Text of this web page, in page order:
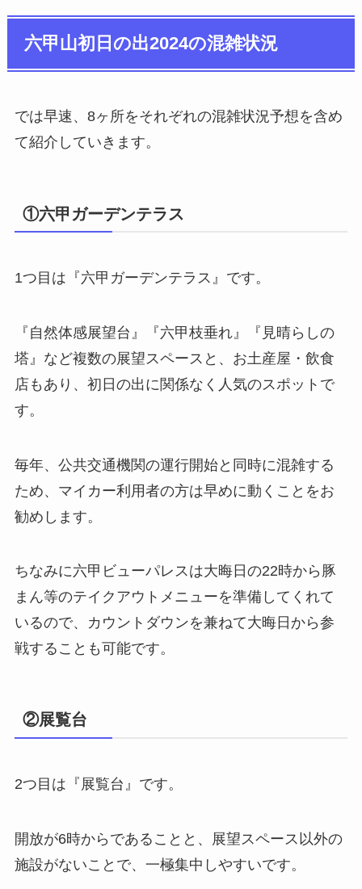
六甲山初日の出2024の混雑状況
では早速、8ヶ所をそれぞれの混雑状況予想を含め
て紹介していきます。
①六甲ガーデンテラス
1つ目は『六甲ガーデンテラス』です。
『自然体感展望台』『六甲枝垂れ』『見晴らしの
塔』など複数の展望スペースと、お土産屋・飲食
店もあり、初日の出に関係なく人気のスポットで
す。
毎年、公共交通機関の運行開始と同時に混雑する
ため、マイカー利用者の方は早めに動くことをお
勧めします。
ちなみに六甲ビューパレスは大晦日の22時から豚
まん等のテイクアウトメニューを準備してくれて
いるので、カウントダウンを兼ねて大晦日から参
戦することも可能です。
②展覧台
2つ目は『展覧台』です。
開放が6時からであることと、展望スペース以外の
施設がないことで、一極集中しやすいです。